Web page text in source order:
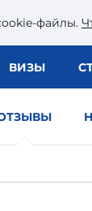
файлы.
ВИЗЫ